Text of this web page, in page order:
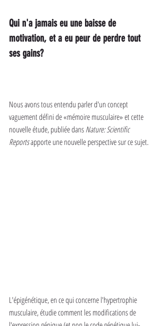
Qui n'a jamais eu une baisse de
motivation, et a eu peur de perdre tout
ses gains?
Nous avons tous entendu parler d'un concept
vaguement défini de «mémoire musculaire» et cette
nouvelle étude, publiée dans Nature: Scientific
Reports apporte une nouvelle perspective sur ce sujet.
L'épigénétique, en ce qui concerne l'hypertrophie
musculaire, étudie comment les modifications de